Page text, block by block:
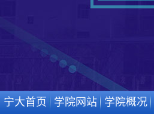
宁大首页 学院网站 学院概况